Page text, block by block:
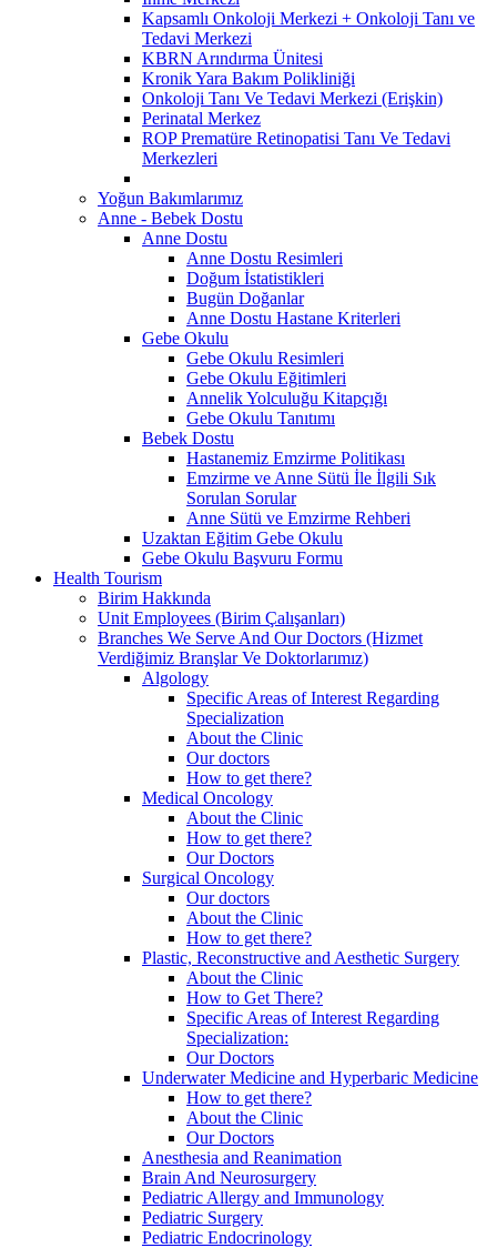
Kapsamlı Onkoloji Merkezi + Onkoloji Tanı ve
Tedavi Merkezi
KBRN Arındırma Ünitesi
Kronik Yara Bakım Polikliniği
Onkoloji Tanı Ve Tedavi Merkezi (Erişkin)
Perinatal Merkez
ROP Prematüre Retinopatisi Tanı Ve Tedavi
Merkezleri
Yoğun Bakımlarımız
Anne - Bebek Dostu
Anne Dostu
Anne Dostu Resimleri
Doğum İstatistikleri
Bugün Doğanlar
Anne Dostu Hastane Kriterleri
Gebe Okulu
Gebe Okulu Resimleri
Gebe Okulu Eğitimleri
Annelik Yolculuğu Kitapçığı
Gebe Okulu Tanıtımı
Bebek Dostu
Hastanemiz Emzirme Politikası
Emzirme ve Anne Sütü İle İlgili Sık
Sorulan Sorular
Anne Sütü ve Emzirme Rehberi
Uzaktan Eğitim Gebe Okulu
Gebe Okulu Başvuru Formu
Health Tourism
Birim Hakkında
Unit Employees (Birim Çalışanları)
Branches We Serve And Our Doctors (Hizmet
Verdiğimiz Branşlar Ve Doktorlarımız)
Algology
Specific Areas of Interest Regarding
Specialization
About the Clinic
Our doctors
How to get there?
Medical Oncology
About the Clinic
How to get there?
Our Doctors
Surgical Oncology
Our doctors
About the Clinic
How to get there?
Plastic, Reconstructive and Aesthetic Surgery
About the Clinic
How to Get There?
Specific Areas of Interest Regarding
Specialization:
Our Doctors
Underwater Medicine and Hyperbaric Medicine
How to get there?
About the Clinic
Our Doctors
Anesthesia and Reanimation
Brain And Neurosurgery
Pediatric Allergy and Immunology
Pediatric Surgery
Pediatric Endocrinology